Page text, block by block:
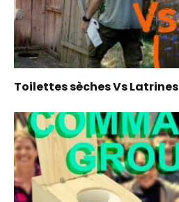
Toilettes sèches Vs Latrines